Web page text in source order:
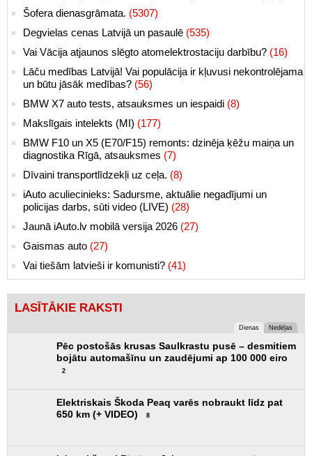
Šofera dienasgrāmata. (5307)
Degvielas cenas Latvijā un pasaulē (535)
Vai Vācija atjaunos slēgto atomelektrostaciju darbību? (16)
Lāču medības Latvijā! Vai populācija ir kļuvusi nekontrolējama
un būtu jāsāk medības? (56)
BMW X7 auto tests, atsauksmes un iespaidi (8)
Makslīgais intelekts (MI) (177)
BMW F10 un X5 (E70/F15) remonts: dzinēja ķēžu maiņa un
diagnostika Rīgā, atsauksmes (7)
Dīvaini transportlīdzekļi uz ceļa. (8)
iAuto aculiecinieks: Sadursme, aktuālie negadījumi un
policijas darbs, sūti video (LIVE) (28)
Jaunā iAuto.lv mobilā versija 2026 (27)
Gaismas auto (27)
Vai tiešām latvieši ir komunisti? (41)
LASĪTĀKIE RAKSTI
Dienas Nedēļas
Pēc postošās krusas Saulkrastu pusē – desmitiem
bojātu automašīnu un zaudējumi ap 100 000 eiro
2
Elektriskais Škoda Peaq varēs nobraukt līdz pat
650 km (+ VIDEO)
8